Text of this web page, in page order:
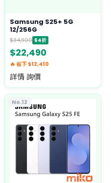
Samsung S25+ 5G
12/256G
$34,900 64折
$22,490
🔥 省下 $12,410
詳情 詢價
No.12